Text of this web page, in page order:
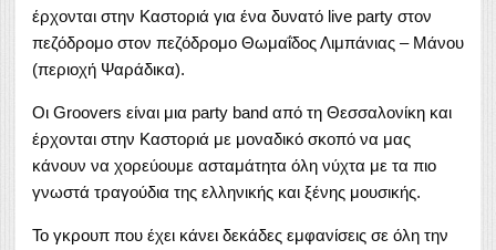
έρχονται στην Καστοριά για ένα δυνατό live party στον
πεζόδρομο στον πεζόδρομο Θωμαΐδος Λιμπάνιας – Μάνου
(περιοχή Ψαράδικα).
Οι Groovers είναι μια party band από τη Θεσσαλονίκη και
έρχονται στην Καστοριά με μοναδικό σκοπό να μας
κάνουν να χορεύουμε ασταμάτητα όλη νύχτα με τα πιο
γνωστά τραγούδια της ελληνικής και ξένης μουσικής.
Το γκρουπ που έχει κάνει δεκάδες εμφανίσεις σε όλη την